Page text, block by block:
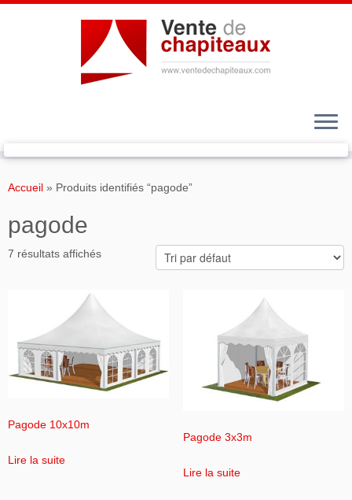
auAccueil » Produits identifiés “pagode”
pagode
7 résultats affichés
Pagode 10x10m
Lire la suite
Pagode 3x3m
Lire la suite